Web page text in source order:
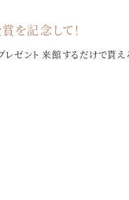
を記念して！
ゼント 来館するだけで貰え